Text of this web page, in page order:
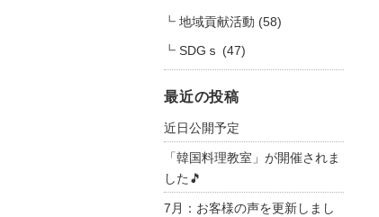
地域貢献活動 (58)
SDGｓ (47)
最近の投稿
近日公開予定
「韓国料理教室」が開催されま
した🎵
7月：お客様の声を更新しまし